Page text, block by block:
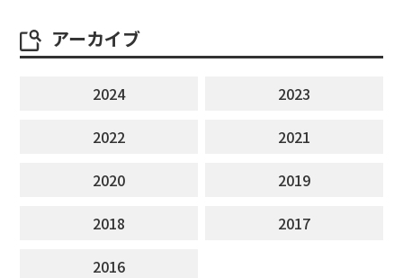
アーカイブ
2024
2023
2022
2021
2020
2019
2018
2017
2016